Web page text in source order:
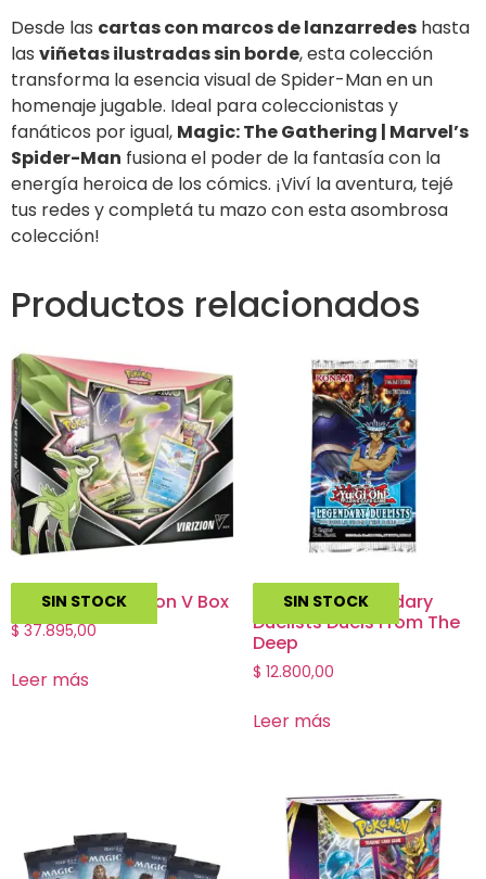
Desde las cartas con marcos de lanzarredes hasta
las viñetas ilustradas sin borde, esta colección
transforma la esencia visual de Spider-Man en un
homenaje jugable. Ideal para coleccionistas y
fanáticos por igual, Magic: The Gathering | Marvel’s
Spider-Man fusiona el poder de la fantasía con la
energía heroica de los cómics. ¡Viví la aventura, tejé
tus redes y completá tu mazo con esta asombrosa
colección!
Productos relacionados
SIN STOCK
Pokemon – Virizion V Box
$ 37.895,00
Leer más
SIN STOCK
Yu Gi Oh!: Legendary
Duelists Duels From The
Deep
$ 12.800,00
Leer más